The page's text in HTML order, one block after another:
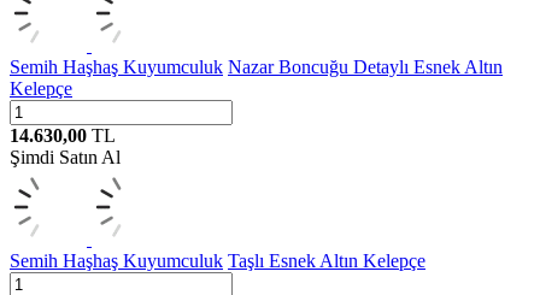
Semih Haşhaş Kuyumculuk Nazar Boncuğu Detaylı Esnek Altın
Kelepçe
14.630,00 TL
Şimdi Satın Al
Semih Haşhaş Kuyumculuk Taşlı Esnek Altın Kelepçe